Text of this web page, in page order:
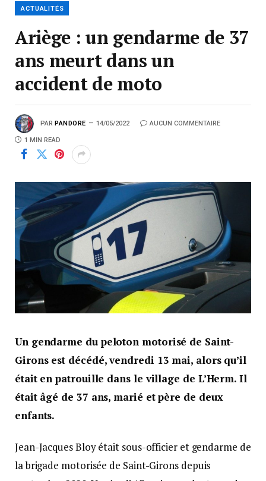
ACTUALITÉS
Ariège : un gendarme de 37
ans meurt dans un
accident de moto
PAR PANDORE 14/05/2022 AUCUN COMMENTAIRE
1 MIN READ
Un gendarme du peloton motorisé de Saint-
Girons est décédé, vendredi 13 mai, alors qu’il
était en patrouille dans le village de L’Herm. Il
était âgé de 37 ans, marié et père de deux
enfants.
Jean-Jacques Bloy était sous-officier et gendarme de
la brigade motorisée de Saint-Girons depuis